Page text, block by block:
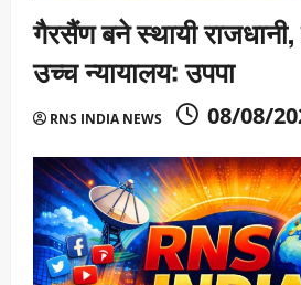
गैरसैंण बने स्थायी राजधानी,
उच्च न्यायालय: उपपा
RNS INDIA NEWS 08/08/